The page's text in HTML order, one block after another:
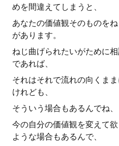
めを間違えてしまうと、
あなたの価値観そのものを
があります。
ねじ曲げられたいがために
であれば、
それはそれで流れの向くま
けれども、
そういう場合もあるんでね、
今の自分の価値観を変えて
ような場合もあるんで、